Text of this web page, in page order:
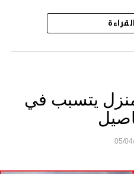
الأمن الوطني بحي
محاصرة المشتبه به
التحقيق في خصوص
يتسبب في
05/